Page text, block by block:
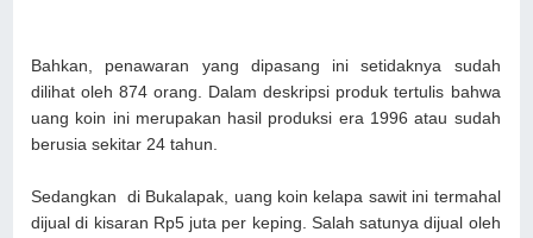
Bahkan, penawaran yang dipasang ini setidaknya sudah
dilihat oleh 874 orang. Dalam deskripsi produk tertulis bahwa
uang koin ini merupakan hasil produksi era 1996 atau sudah
berusia sekitar 24 tahun.
Sedangkan di Bukalapak, uang koin kelapa sawit ini termahal
dijual di kisaran Rp5 juta per keping. Salah satunya dijual oleh